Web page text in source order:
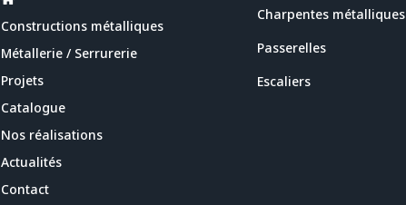
Constructions métalliques
Métallerie / Serrurerie
Projets
Catalogue
Nos réalisations
Actualités
Contact
Charpentes métalliques
Passerelles
Escaliers